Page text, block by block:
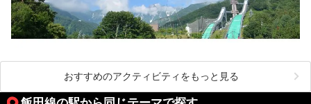
おすすめのアクティビティをもっと見る